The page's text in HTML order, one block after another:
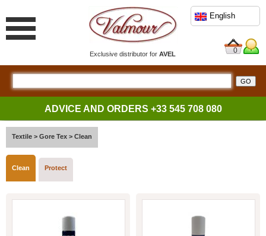
Exclusive distributor forAVEL
English
0
ADVICE AND ORDERS +33 545 708 080
Textile > Gore Tex > Clean
Clean Protect